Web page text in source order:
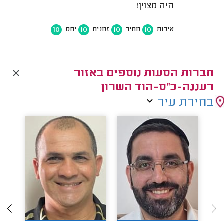
היה מצוין!
איכות 10 מחיר 10 זמנים 10 יחס 10
חברות הסעות נוספים באזור
רעננה-כ"ס-הוד השרון
בחירת עיר